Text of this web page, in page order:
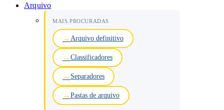
Arquivo
MAIS PROCURADAS
Arquivo definitivo
Classificadores
Separadores
Pastas de arquivo